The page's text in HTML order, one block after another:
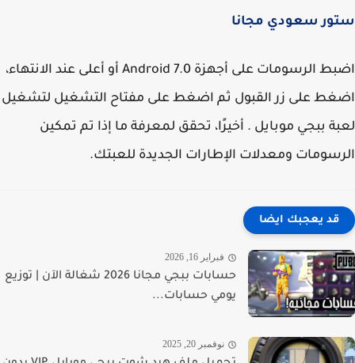
سعودي مجانا
اضبط الرسومات على أجهزة Android 7.0 أو أعلى عند الانتهاء،
على زر القبول ثم اضغط على مفتاح التشغيل لتشغيل
ببجي موبايل . أخيرًا، تحقق لمعرفة ما إذا تم تمكين
ومعدلات الإطارات الجديدة للعبتك.
قد يعجبك ايضا
فبراير 16, 2026
حسابات ببجي مجانا 2026 شغالة الآن | توزيع
يومي حسابات...
نوفمبر 20, 2025